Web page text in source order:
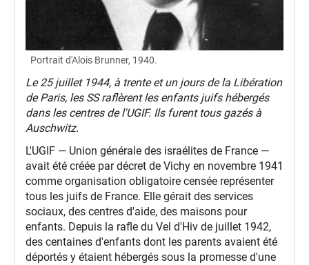
Portrait d'Alois Brunner, 1940.
Le 25 juillet 1944, à trente et un jours de la Libération
de Paris, les SS raflèrent les enfants juifs hébergés
dans les centres de l'UGIF. Ils furent tous gazés à
Auschwitz.
L'UGIF — Union générale des israélites de France —
avait été créée par décret de Vichy en novembre 1941
comme organisation obligatoire censée représenter
tous les juifs de France. Elle gérait des services
sociaux, des centres d'aide, des maisons pour
enfants. Depuis la rafle du Vel d'Hiv de juillet 1942,
des centaines d'enfants dont les parents avaient été
déportés y étaient hébergés sous la promesse d'une